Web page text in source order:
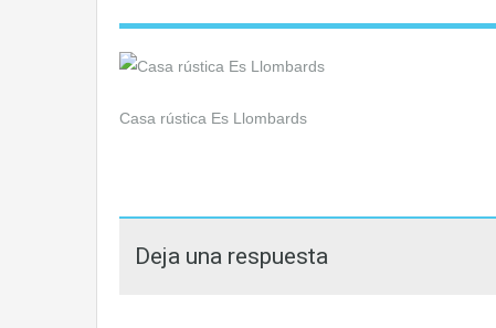
Casa rústica Es Llombards
Deja una respuesta